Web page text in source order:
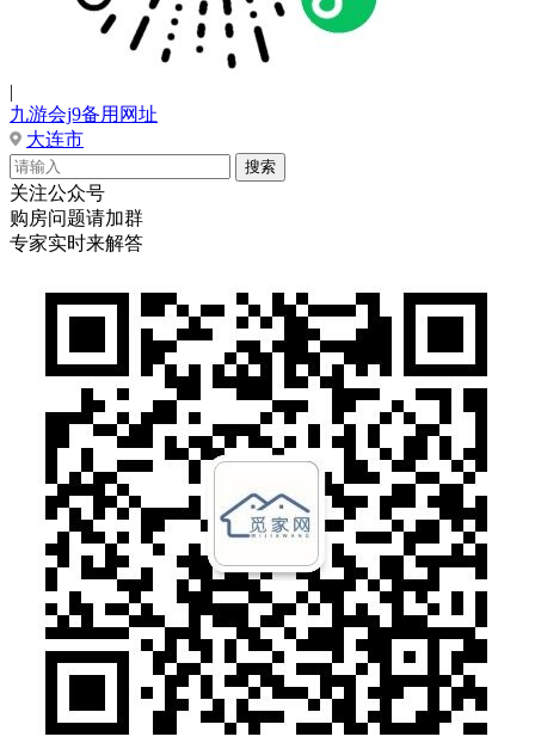
|
九游会j9备用网址
大连市
关注公众号
购房问题请加群
专家实时来解答